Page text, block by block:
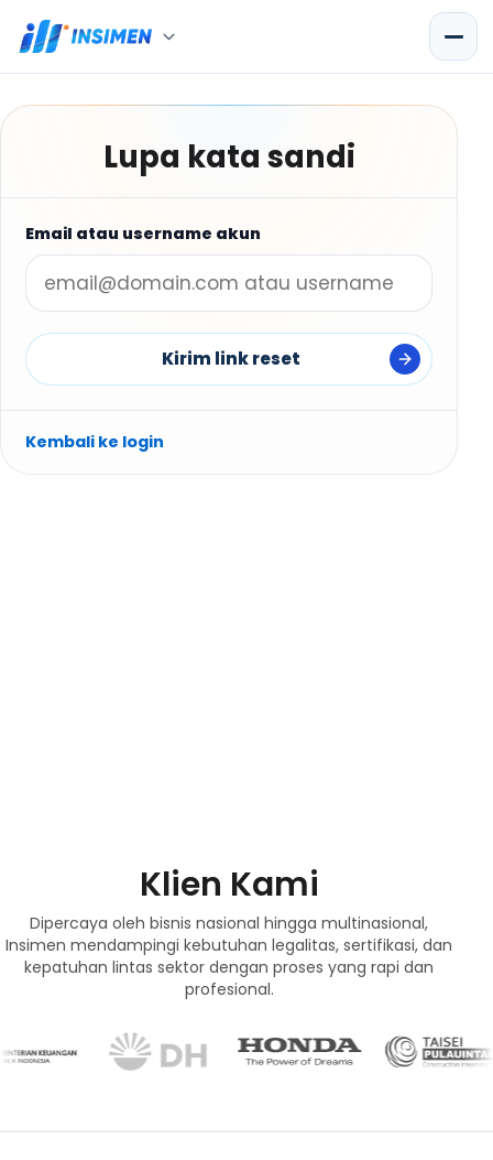
Lupa kata sandi
Email atau username akun
Kirim link reset
Kembali ke login
Klien Kami
Dipercaya oleh bisnis nasional hingga multinasional,
Insimen mendampingi kebutuhan legalitas, sertifikasi, dan
kepatuhan lintas sektor dengan proses yang rapi dan
profesional.